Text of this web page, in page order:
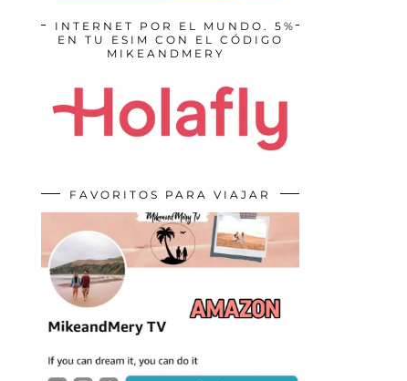
INTERNET POR EL MUNDO. 5%
EN TU ESIM CON EL CÓDIGO
MIKEANDMERY
FAVORITOS PARA VIAJAR